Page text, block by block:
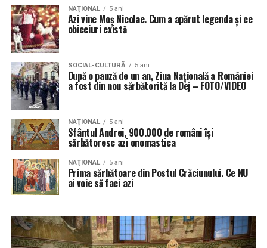
NAŢIONAL 5 ani
Azi vine Moș Nicolae. Cum a apărut legenda și ce
obiceiuri există
SOCIAL-CULTURĂ 5 ani
După o pauză de un an, Ziua Națională a României
a fost din nou sărbătorită la Dej – FOTO/VIDEO
NAŢIONAL 5 ani
Sfântul Andrei, 900.000 de români îşi
sărbătoresc azi onomastica
NAŢIONAL 5 ani
Prima sărbătoare din Postul Crăciunului. Ce NU
ai voie să faci azi